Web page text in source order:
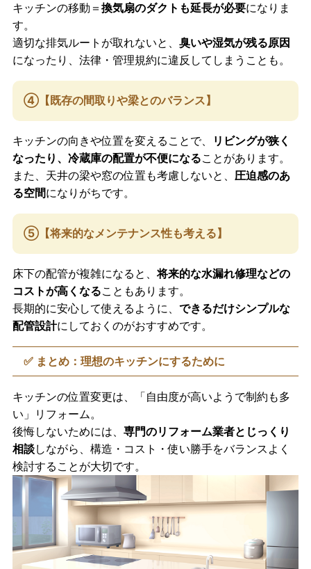
キッチンの移動＝ 換気扇のダクトも延長が必要になりま
す。
適切な排気ルートが取れないと、 臭いや湿気が残る原因
になったり、法律・管理規約に違反してしまうことも。
④【既存の間取りや梁とのバランス】
キッチンの向きや位置を変えることで、
リビングが狭く
なったり、冷蔵庫の配置が不便になることがあります。
また、天井の梁や窓の位置も考慮しないと、 圧迫感のあ
る空間になりがちです。
⑤【将来的なメンテナンス性も考える】
床下の配管が複雑になると、将来的な水漏れ修理などの
コストが高くなることもあります。
長期的に安心して使えるように、 できるだけシンプルな
配管設計にしておくのがおすすめです。
✅ まとめ：理想のキッチンにするために
キッチンの位置変更は、「自由度が高いようで制約も多
い」リフォーム。
後悔しないためには、 専門のリフォーム業者とじっくり
相談しながら、構造・コスト・使い勝手をバランスよく
検討することが大切です。